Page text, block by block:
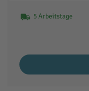
5 Arbeitstage